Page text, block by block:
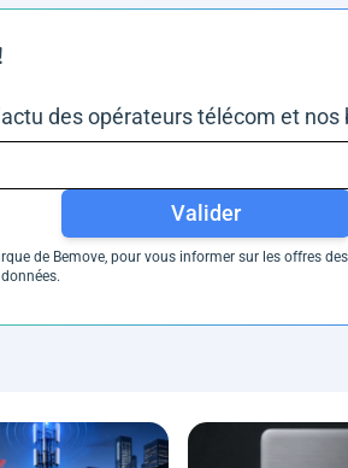
des opérateurs télécom et nos
Valider
de Bemove, pour vous informer sur les offres